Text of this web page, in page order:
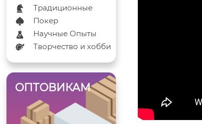
Традиционные
Покер
Научные Опыты
Творчество и хобби
ОПТОВИКАМ